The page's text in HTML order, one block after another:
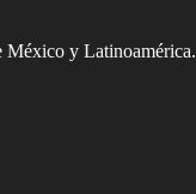
México y Latinoamérica.